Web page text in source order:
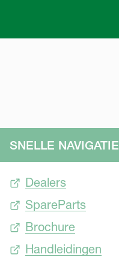
SNELLE NAVIGATIE
Dealers
SpareParts
Brochure
Handleidingen